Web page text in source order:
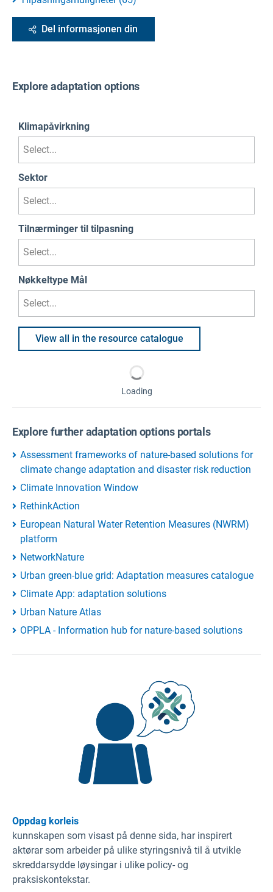
Del informasjonen din
Explore adaptation options
Klimapåvirkning
Select...
Sektor
Select...
Tilnærminger til tilpasning
Select...
Nøkkeltype Mål
Select...
View all in the resource catalogue
Loading
Explore further adaptation options portals
Assessment frameworks of nature-based solutions for
climate change adaptation and disaster risk reduction
Climate Innovation Window
RethinkAction
European Natural Water Retention Measures (NWRM)
platform
NetworkNature
Urban green-blue grid: Adaptation measures catalogue
Climate App: adaptation solutions
Urban Nature Atlas
OPPLA - Information hub for nature-based solutions
Oppdag korleis
kunnskapen som visast på denne sida, har inspirert
aktørar som arbeider på ulike styringsnivå til å utvikle
skreddarsydde løysingar i ulike policy- og
praksiskontekstar.